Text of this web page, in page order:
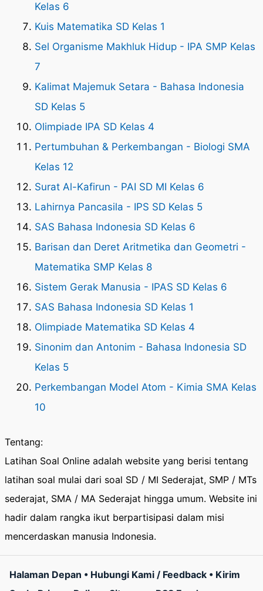
Kelas 6
Kuis Matematika SD Kelas 1
Sel Organisme Makhluk Hidup - IPA SMP Kelas
7
Kalimat Majemuk Setara - Bahasa Indonesia
SD Kelas 5
Olimpiade IPA SD Kelas 4
Pertumbuhan & Perkembangan - Biologi SMA
Kelas 12
Surat Al-Kafirun - PAI SD MI Kelas 6
Lahirnya Pancasila - IPS SD Kelas 5
SAS Bahasa Indonesia SD Kelas 6
Barisan dan Deret Aritmetika dan Geometri -
Matematika SMP Kelas 8
Sistem Gerak Manusia - IPAS SD Kelas 6
SAS Bahasa Indonesia SD Kelas 1
Olimpiade Matematika SD Kelas 4
Sinonim dan Antonim - Bahasa Indonesia SD
Kelas 5
Perkembangan Model Atom - Kimia SMA Kelas
10
Tentang:
Latihan Soal Online adalah website yang berisi tentang
latihan soal mulai dari soal SD / MI Sederajat, SMP / MTs
sederajat, SMA / MA Sederajat hingga umum. Website ini
hadir dalam rangka ikut berpartisipasi dalam misi
mencerdaskan manusia Indonesia.
Halaman Depan • Hubungi Kami / Feedback • Kirim